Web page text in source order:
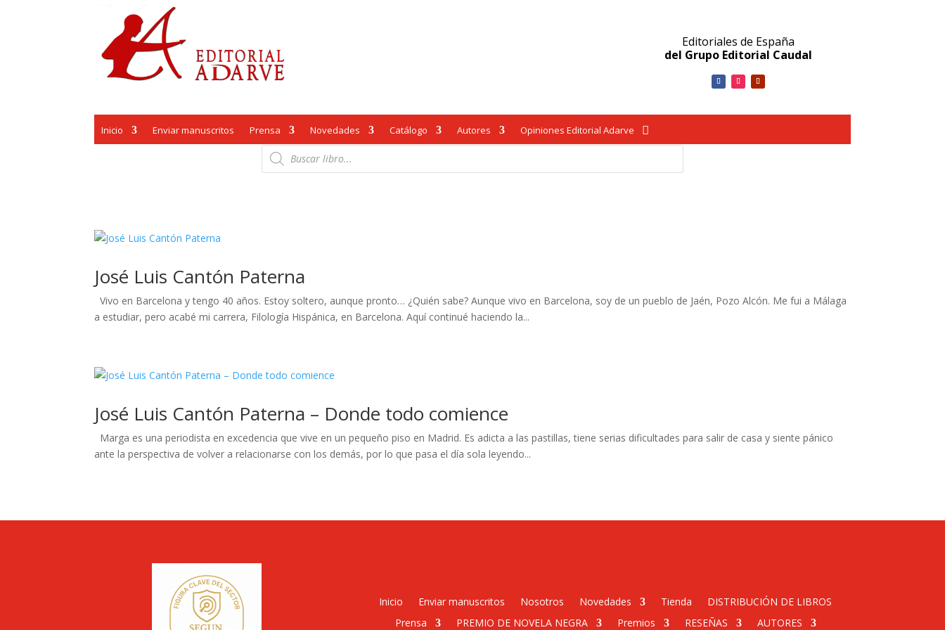
Editoriales de España
del Grupo Editorial Caudal
Inicio Enviar manuscritos Prensa Novedades Catálogo Autores Opiniones Editorial Adarve
Búsqueda
de
productos
José Luis Cantón Paterna
Vivo en Barcelona y tengo 40 años. Estoy soltero, aunque pronto… ¿Quién sabe? Aunque vivo en Barcelona, soy de un pueblo de Jaén, Pozo Alcón. Me fui a Málaga
a estudiar, pero acabé mi carrera, Filología Hispánica, en Barcelona. Aquí continué haciendo la...
José Luis Cantón Paterna – Donde todo comience
Marga es una periodista en excedencia que vive en un pequeño piso en Madrid. Es adicta a las pastillas, tiene serias dificultades para salir de casa y siente pánico
ante la perspectiva de volver a relacionarse con los demás, por lo que pasa el día sola leyendo...
Inicio Enviar manuscritos Nosotros Novedades Tienda
DISTRIBUCIÓN DE LIBROS
Prensa
PREMIO DE NOVELA NEGRA Premios RESEÑAS AUTORES